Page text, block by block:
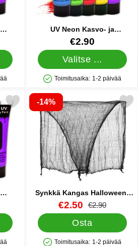
UV Neon Kasvo- ja
Vartalomaali Valkoinen 10 ml
Tuote.nro 8201€2.90
Valitse ...
Saatavuus: Varastossa
Toimitusaika: 1-2 päivää
ml
Keltainen 10 ml suosikiksi
-14%
Synkkä Kangas Halloween-
somiste
Tuote.nro 18992
uusi hinta
€2.50 vanha hinta
€2.90
Osta
Toimitusaika: 1-2 päivää
Merkitse synkkä Kangas